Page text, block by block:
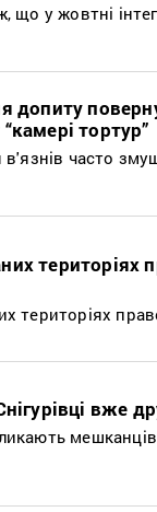
що у жовтні
допиту
тортур”
в'язнів часто
територіях
територіях
вже